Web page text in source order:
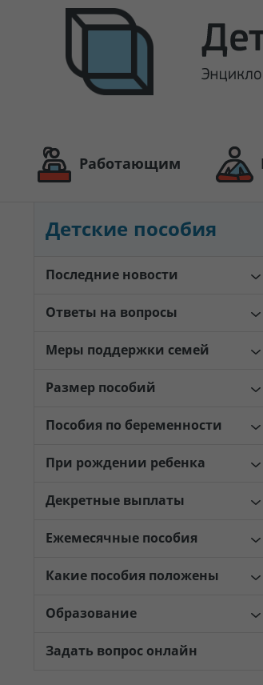
Работающим
Детские пособия
Последние новости
Ответы на вопросы
Меры поддержки семей
Размер пособий
Пособия по беременности
При рождении ребенка
Декретные выплаты
Ежемесячные пособия
Какие пособия положены
Образование
Задать вопрос онлайн